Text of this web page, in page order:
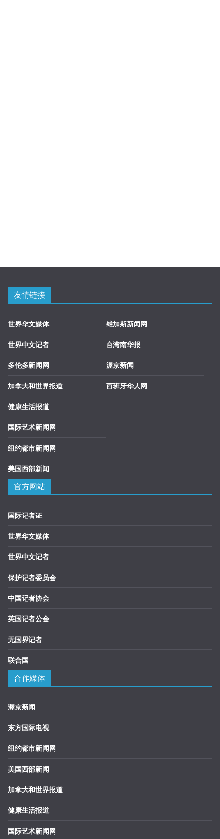
友情链接
世界华文媒体
世界中文记者
多伦多新闻网
加拿大和世界报道
健康生活报道
国际艺术新闻网
纽约都市新闻网
美国西部新闻
维加斯新闻网
台湾南华报
渥京新闻
西班牙华人网
官方网站
国际记者证
世界华文媒体
世界中文记者
保护记者委员会
中国记者协会
英国记者公会
无国界记者
联合国
合作媒体
渥京新闻
东方国际电视
纽约都市新闻网
美国西部新闻
加拿大和世界报道
健康生活报道
国际艺术新闻网